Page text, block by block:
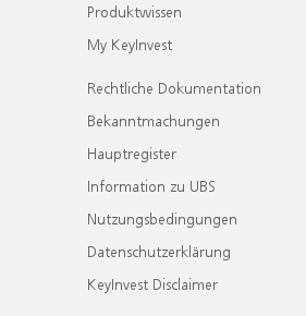
Produktwissen
My KeyInvest
Rechtliche Dokumentation
Bekanntmachungen
Hauptregister
Information zu UBS
Nutzungsbedingungen
Datenschutzerklärung
KeyInvest Disclaimer